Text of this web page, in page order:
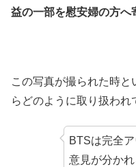
益の一部を慰安婦の方へ
この写真が撮られた時
らどのように取り扱われ
BTSは完全
意見が分か